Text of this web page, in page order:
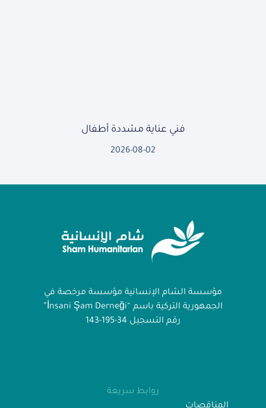
فني عناية مشددة أطفال
2026-08-02
مؤسسة الشام الإنسانية مؤسسة مرخصة في
الجمهورية التركية باسم “İnsani Şam Derneği”
رقم التسجيل 34-195-143
روابط سريعة